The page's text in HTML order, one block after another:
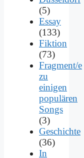
(5)
Essay
(133)
Fiktion
(73)
Fragment/e
zu
einigen
populären
Songs
(3)
Geschichte
(36)
In